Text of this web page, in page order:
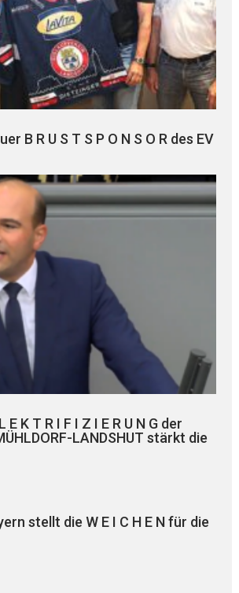
B R U S T S P O N S O R des EV
E K T R I F I Z I E R U N G der
LANDSHUT stärkt die
stellt die W E I C H E N für die